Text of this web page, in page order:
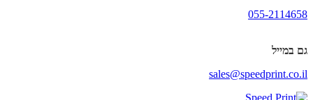
055-2114658
גם במייל
sales@speedprint.co.il